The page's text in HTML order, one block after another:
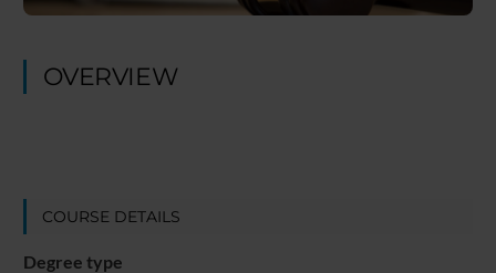
OVERVIEW
COURSE DETAILS
Degree type